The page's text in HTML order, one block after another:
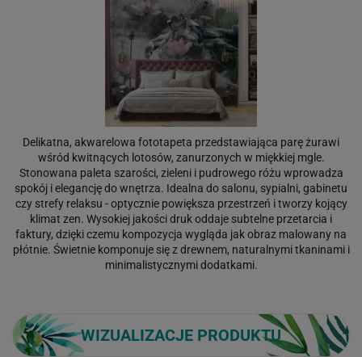
Delikatna, akwarelowa fototapeta przedstawiająca parę żurawi
wśród kwitnących lotosów, zanurzonych w miękkiej mgle.
Stonowana paleta szarości, zieleni i pudrowego różu wprowadza
spokój i elegancję do wnętrza. Idealna do salonu, sypialni, gabinetu
czy strefy relaksu - optycznie powiększa przestrzeń i tworzy kojący
klimat zen. Wysokiej jakości druk oddaje subtelne przetarcia i
faktury, dzięki czemu kompozycja wygląda jak obraz malowany na
płótnie. Świetnie komponuje się z drewnem, naturalnymi tkaninami i
minimalistycznymi dodatkami.
WIZUALIZACJE PRODUKTU